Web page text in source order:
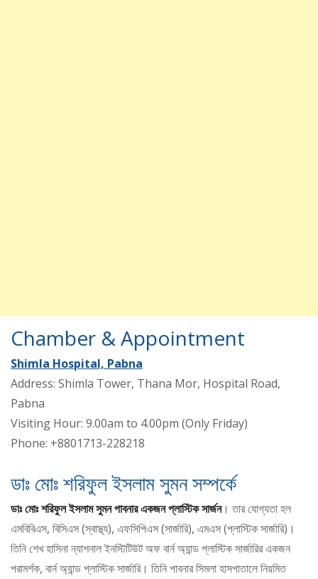
Chamber & Appointment
Shimla Hospital, Pabna
Address: Shimla Tower, Thana Mor, Hospital Road,
Pabna
Visiting Hour: 9.00am to 4.00pm (Only Friday)
Phone: +8801713-228218
ডাঃ মোঃ শরিফুল ইসলাম সুমন সম্পর্কে
ডাঃ মোঃ শরিফুল ইসলাম সুমন পাবনার একজন প্লাস্টিক সার্জন। তার যোগ্যতা হল
এমবিবিএস, বিসিএস (স্বাস্থ্য), এফসিপিএস (সার্জারি), এমএস (প্লাস্টিক সার্জারি)।
তিনি শেখ হাসিনা ন্যাশনাল ইনস্টিটিউট অফ বার্ন অ্যান্ড প্লাস্টিক সার্জারির একজন
পরামর্শক, বার্ন অ্যান্ড প্লাস্টিক সার্জারি। তিনি পাবনার সিমলা হাসপাতালে নিয়মিত